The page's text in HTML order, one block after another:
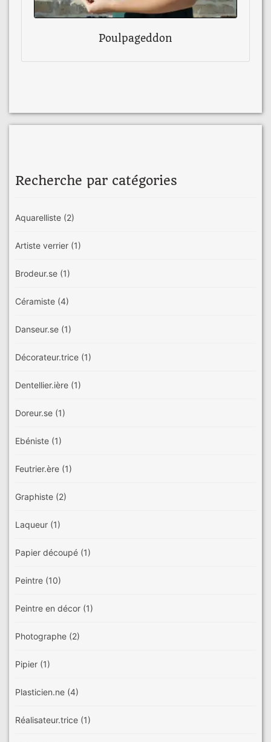
Recherche par catégories
Aquarelliste (2)
Artiste verrier (1)
Brodeur.se (1)
Céramiste (4)
Danseur.se (1)
Décorateur.trice (1)
Dentellier.ière (1)
Doreur.se (1)
Ebéniste (1)
Feutrier.ère (1)
Graphiste (2)
Laqueur (1)
Papier découpé (1)
Peintre (10)
Peintre en décor (1)
Photographe (2)
Pipier (1)
Plasticien.ne (4)
Réalisateur.trice (1)
Poulpageddon